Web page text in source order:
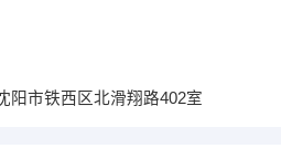
阳市铁西区北滑翔路402室